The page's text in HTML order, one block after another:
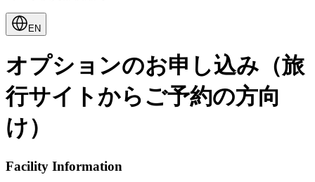
EN
オプションのお申し込み（旅
行サイトからご予約の方向
け）
Facility Information